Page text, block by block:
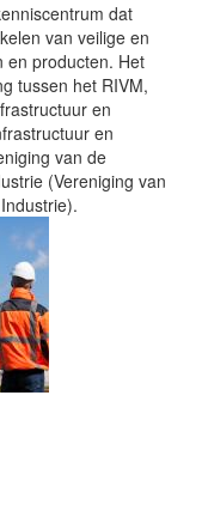
dat
van veilige en
en producten. Het
tussen het RIVM,
en
en
van de
(Vereniging van
.